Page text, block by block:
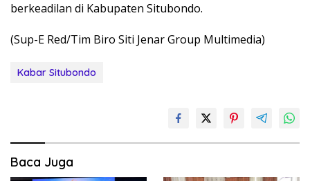
berkeadilan di Kabupaten Situbondo.
(Sup-E Red/Tim Biro Siti Jenar Group Multimedia)
Kabar Situbondo
Baca Juga